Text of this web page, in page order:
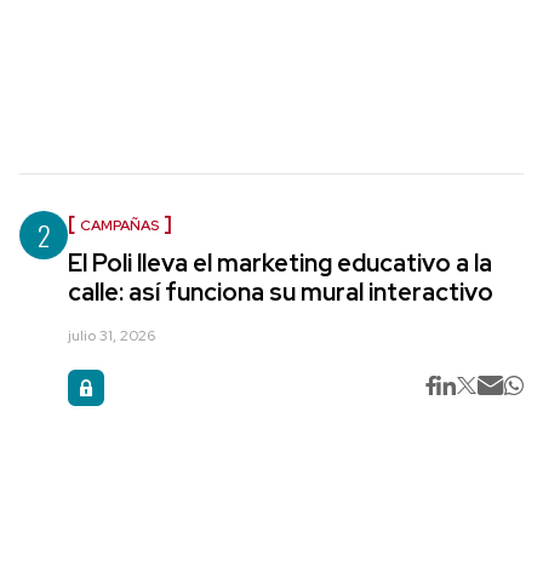
2 CAMPAÑAS
El Poli lleva el marketing educativo a la
calle: así funciona su mural interactivo
julio 31, 2026